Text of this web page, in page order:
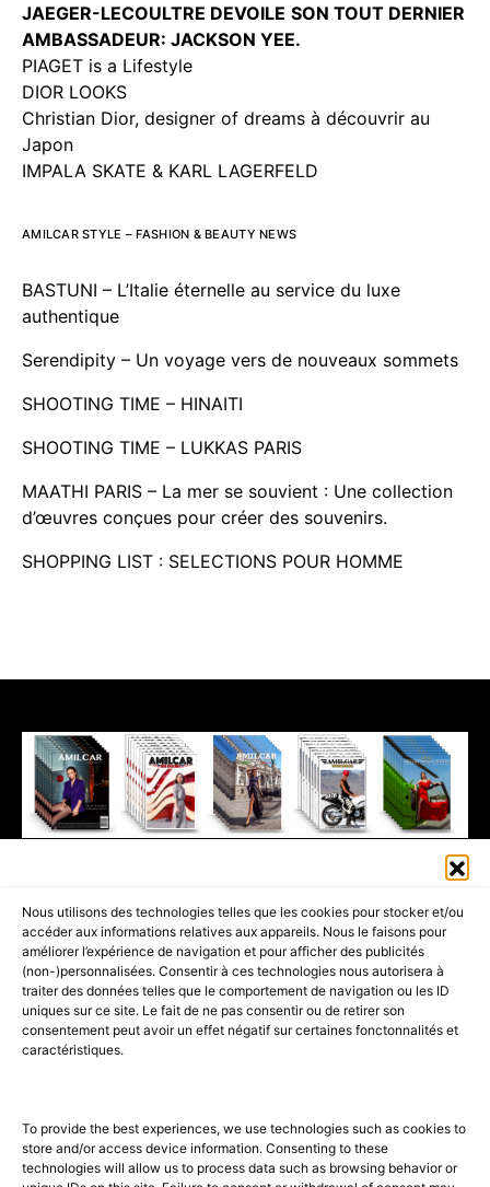
Nous utilisons des technologies telles que les cookies pour stocker et/ou
accéder aux informations relatives aux appareils. Nous le faisons pour
améliorer l’expérience de navigation et pour afficher des publicités
(non-)personnalisées. Consentir à ces technologies nous autorisera à
traiter des données telles que le comportement de navigation ou les ID
uniques sur ce site. Le fait de ne pas consentir ou de retirer son
consentement peut avoir un effet négatif sur certaines fonctonnalités et
caractéristiques.
To provide the best experiences, we use technologies such as cookies to
store and/or access device information. Consenting to these
technologies will allow us to process data such as browsing behavior or
JAEGER-LECOULTRE DEVOILE SON TOUT DERNIER
AMBASSADEUR: JACKSON YEE.
PIAGET is a Lifestyle
DIOR LOOKS
Christian Dior, designer of dreams à découvrir au
Japon
IMPALA SKATE & KARL LAGERFELD
AMILCAR STYLE – FASHION & BEAUTY NEWS
BASTUNI – L’Italie éternelle au service du luxe
authentique
Serendipity – Un voyage vers de nouveaux sommets
SHOOTING TIME – HINAITI
SHOOTING TIME – LUKKAS PARIS
MAATHI PARIS – La mer se souvient : Une collection
d’œuvres conçues pour créer des souvenirs.
SHOPPING LIST : SELECTIONS POUR HOMME
PART OF THEAMILCAR MAGAZINE GROUP.EDITOR - ADVERTISING
AGENCE MEDIANE.
ACCUEIL BEST OF LUXE
35 MAGAZINES
SHOPPING & CONCIERGERIE
Voyages Contact